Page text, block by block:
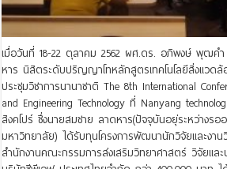
เมื่อวันที่ 18-22 ตุลาคม 2562 ผศ.ดร. อภิพงษ์ พุฒค
หาร นิสิตระดับปริญญาโทหลักสูตรเทคโนโลยีสิ่งแวดล้
ประชุมวิชาการนานาชาติ The 8th International
and Engineering Technology ที่ Nanyang
สิงคโปร์ ซึ่งนายสมชาย ลาดหาร(ปัจจุบันอยุ่ระหว่างร
มหาวิทยาลัย) ได้รับทุนโครงการพัฒนานักวิจัยและงา
สำนักงานคณะกรรมการส่งเสริมวิทยาศาสตร์ วิจัยแ